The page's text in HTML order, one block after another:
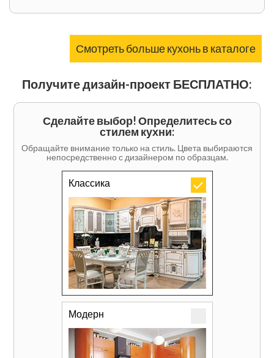
Смотреть больше кухонь в каталоге
Получите дизайн-проект БЕСПЛАТНО:
Сделайте выбор! Определитесь со
стилем кухни:
Обращайте внимание только на стиль. Цвета выбираются
непосредственно с дизайнером по образцам.
Классика
Модерн